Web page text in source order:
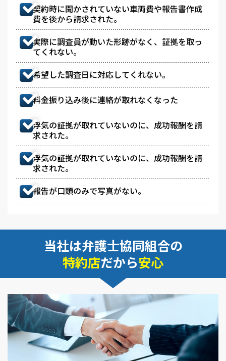
契約時に聞かされていない車両費や報告書作成
費を後から請求された。
実際に調査員が動いた形跡がなく、証拠を取っ
てくれない。
希望した調査日に対応してくれない。
料金振り込み後に連絡が取れなくなった
浮気の証拠が取れていないのに、成功報酬を請
求された。
浮気の証拠が取れていないのに、成功報酬を請
求された。
報告が口頭のみで写真がない。
当社は弁護士協同組合の
特約店だから安心